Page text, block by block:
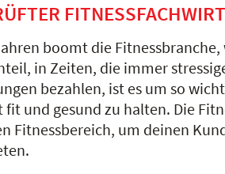
boomt die
in Zeiten, die immer
bezahlen, ist es um so
fit und gesund zu halten. Die
Fitnessbereich, um deinen